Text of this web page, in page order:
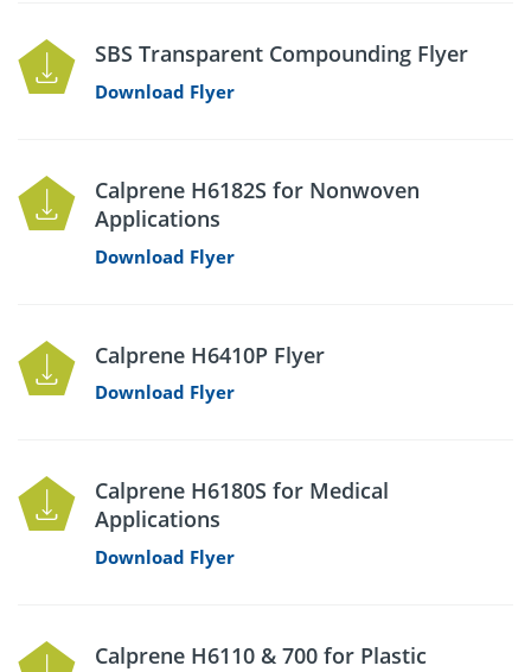
SBS Transparent Compounding Flyer
Download Flyer
Calprene H6182S for Nonwoven
Applications
Download Flyer
Calprene H6410P Flyer
Download Flyer
Calprene H6180S for Medical
Applications
Download Flyer
Calprene H6110 & 700 for Plastic